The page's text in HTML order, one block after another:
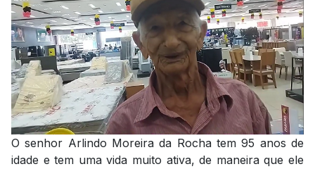
O senhor Arlindo Moreira da Rocha tem 95 anos de
idade e tem uma vida muito ativa, de maneira que ele